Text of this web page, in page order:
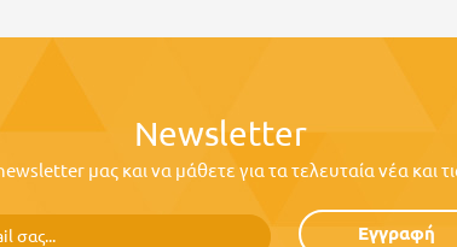
Newsletter
μας και να μάθετε για τα τελευταία νέα και
Εγγραφή